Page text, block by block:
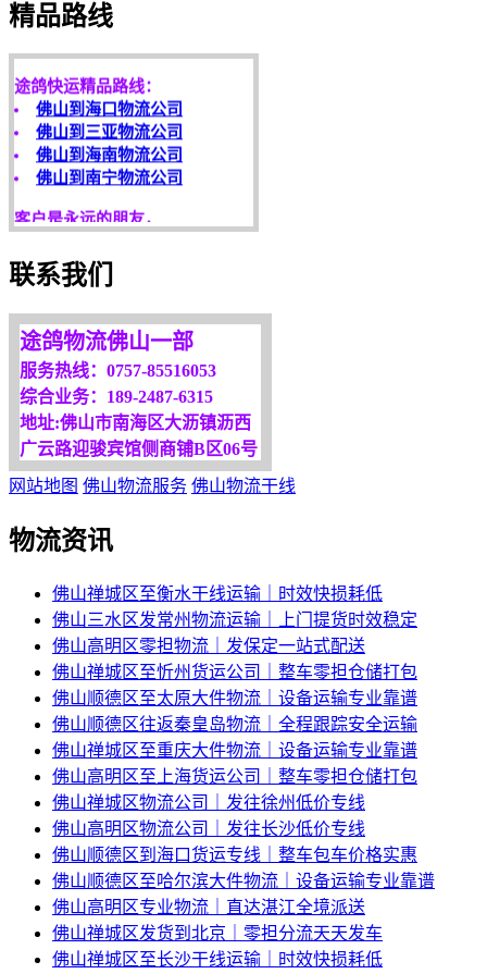
精品路线
东成西就泰运！
途鸽快运精品路线：
佛山到海口物流公司
佛山到三亚物流公司
佛山到海南物流公司
佛山到南宁物流公司
客户是永远的朋友，
服务是永恒的追求！
更多服务请来电咨询，
我们将竭诚为你服务！
联系我们
途鸽物流佛山一部
服务热线：0757-85516053
综合业务：189-2487-6315
地址:佛山市南海区大沥镇沥西
广云路迎骏宾馆侧商铺B区06号
网站地图 佛山物流服务 佛山物流干线
物流资讯
佛山禅城区至衡水干线运输｜时效快损耗低
佛山三水区发常州物流运输｜上门提货时效稳定
佛山高明区零担物流｜发保定一站式配送
佛山禅城区至忻州货运公司｜整车零担仓储打包
佛山顺德区至太原大件物流｜设备运输专业靠谱
佛山顺德区往返秦皇岛物流｜全程跟踪安全运输
佛山禅城区至重庆大件物流｜设备运输专业靠谱
佛山高明区至上海货运公司｜整车零担仓储打包
佛山禅城区物流公司｜发往徐州低价专线
佛山高明区物流公司｜发往长沙低价专线
佛山顺德区到海口货运专线｜整车包车价格实惠
佛山顺德区至哈尔滨大件物流｜设备运输专业靠谱
佛山高明区专业物流｜直达湛江全境派送
佛山禅城区发货到北京｜零担分流天天发车
佛山禅城区至长沙干线运输｜时效快损耗低